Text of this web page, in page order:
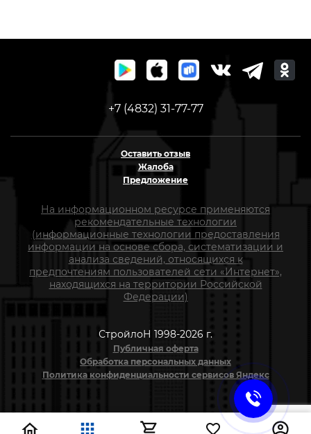
+7 (4832) 31-77-77
Оставить отзыв
Жалоба
Предложение
На информационном ресурсе применяются
рекомендательные технологии
(информационные технологии предоставления
информации на основе сбора, систематизации и
анализа сведений, относящихся к
предпочтениям пользователей сети «Интернет»,
находящихся на территории Российской
Федерации)
СтройлоН 1998-2026 г.
Публичная оферта
Обработка персональных данных
Политика конфиденциальности сервисов Яндекс